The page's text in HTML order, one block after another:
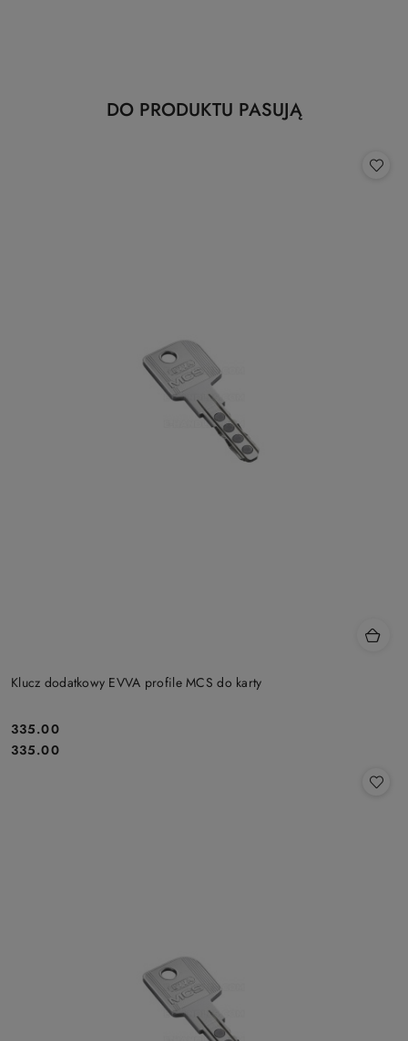
Pomiń karuzelę produktów
Produkty
DO PRODUKTU PASUJĄ
Klucz dodatkowy EVVA profile MCS do karty
Cena:
335.00
Cena:
335.00